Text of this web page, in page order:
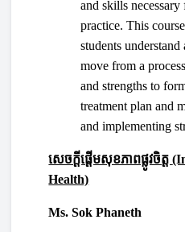
and skills
practice. This
students
move from a
and strengths to
treatment plan and
and implementing
សេចក្ដីផ្ដើមសុខភាពផ្លូវចិត្ត
Health)
Ms. Sok Phaneth